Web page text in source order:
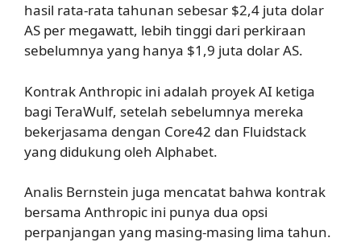
hasil rata-rata tahunan sebesar $2,4 juta dolar
AS per megawatt, lebih tinggi dari perkiraan
sebelumnya yang hanya $1,9 juta dolar AS.
Kontrak Anthropic ini adalah proyek AI ketiga
bagi TeraWulf, setelah sebelumnya mereka
bekerjasama dengan Core42 dan Fluidstack
yang didukung oleh Alphabet.
Analis Bernstein juga mencatat bahwa kontrak
bersama Anthropic ini punya dua opsi
perpanjangan yang masing-masing lima tahun.